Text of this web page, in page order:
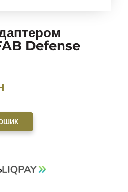
Defense